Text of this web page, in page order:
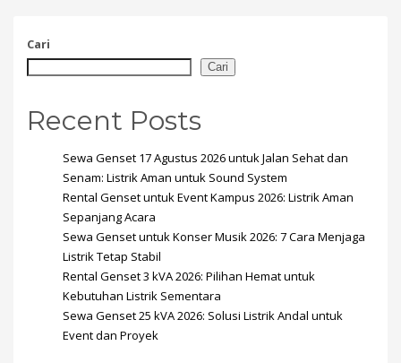
Cari
Cari
Recent Posts
Sewa Genset 17 Agustus 2026 untuk Jalan Sehat dan
Senam: Listrik Aman untuk Sound System
Rental Genset untuk Event Kampus 2026: Listrik Aman
Sepanjang Acara
Sewa Genset untuk Konser Musik 2026: 7 Cara Menjaga
Listrik Tetap Stabil
Rental Genset 3 kVA 2026: Pilihan Hemat untuk
Kebutuhan Listrik Sementara
Sewa Genset 25 kVA 2026: Solusi Listrik Andal untuk
Event dan Proyek